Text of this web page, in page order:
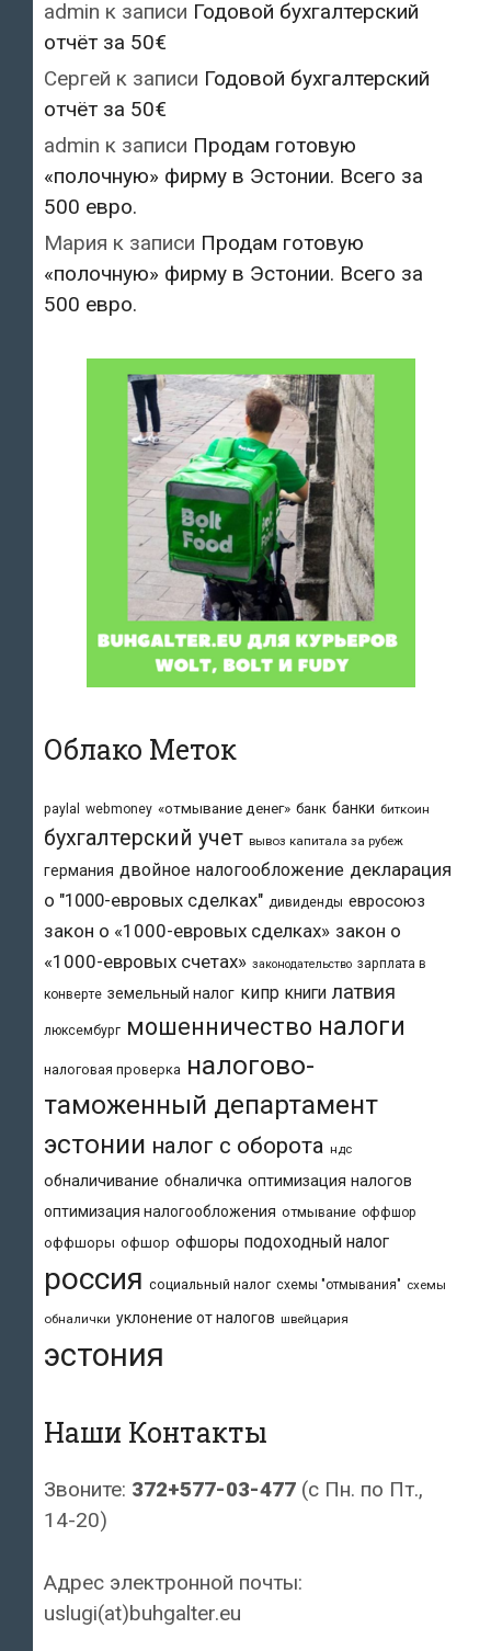
admin к записи Годовой бухгалтерский
отчёт за 50€
Сергей к записи Годовой бухгалтерский
отчёт за 50€
admin к записи Продам готовую
«полочную» фирму в Эстонии. Всего за
500 евро.
Мария к записи Продам готовую
«полочную» фирму в Эстонии. Всего за
500 евро.
Облако Меток
paylal webmoney «отмывание денег» банк банки биткоин
бухгалтерский учет вывоз капитала за рубеж
германия двойное налогообложение декларация
о "1000-евровых сделках" дивиденды евросоюз
закон о «1000-евровых сделках» закон о
«1000-евровых счетах» законодательство зарплата в
конверте земельный налог кипр книги латвия
люксембург мошенничество налоги
налоговая проверка налогово-
таможенный департамент
эстонии налог с оборота ндс
обналичивание обналичка оптимизация налогов
оптимизация налогообложения отмывание оффшор
оффшоры офшор офшоры подоходный налог
россия социальный налог схемы "отмывания" схемы
обналички уклонение от налогов швейцария
эстония
Наши Контакты
Звоните: 372+577-03-477 (с Пн. по Пт.,
14-20)
Адрес электронной почты:
uslugi(at)buhgalter.eu